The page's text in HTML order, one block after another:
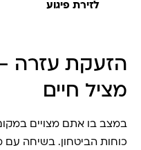
לזירת פיגוע
הזעקת עזרה –
מציל חיים
במצב בו אתם מצויים
כוחות הביטחון. בשיחה עם